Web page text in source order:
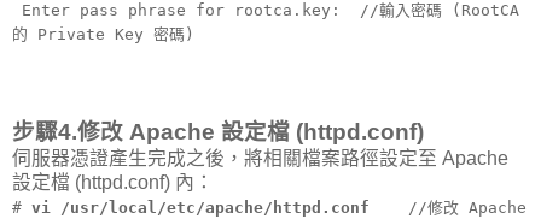
Enter pass phrase for rootca.key: //輸入密碼 (RootCA
的 Private Key 密碼)
步驟4.修改 Apache 設定檔 (httpd.conf)
伺服器憑證產生完成之後，將相關檔案路徑設定至 Apache
設定檔 (httpd.conf) 內：
# vi /usr/local/etc/apache/httpd.conf //修改 Apache